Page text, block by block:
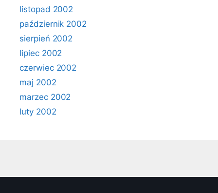
listopad 2002
październik 2002
sierpień 2002
lipiec 2002
czerwiec 2002
maj 2002
marzec 2002
luty 2002